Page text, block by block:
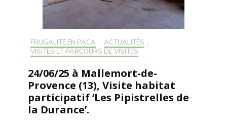
FRUGALITÉ EN PACA , ACTUALITÉS ,
VISITES ET PARCOURS DE VISITES
24/06/25 à Mallemort-de-
Provence (13), Visite habitat
participatif ‘Les Pipistrelles de
la Durance’.